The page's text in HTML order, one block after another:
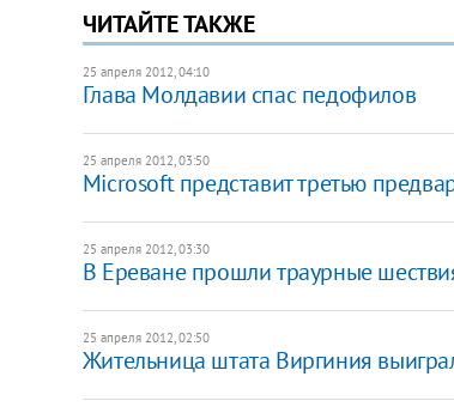
ЧИТАЙТЕ ТАКЖЕ
25 апреля 2012, 04:10
Глава Молдавии спас педофилов
25 апреля 2012, 03:50
Microsoft представит третью
25 апреля 2012, 03:30
В Ереване прошли траурные
25 апреля 2012, 02:50
Жительница штата Виргиния